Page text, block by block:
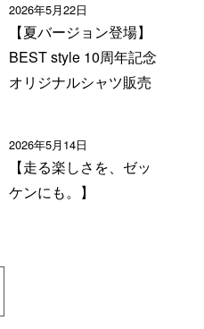
2026年5月22日
【夏バージョン登場】
BEST style 10周年記念
オリジナルシャツ販売
2026年5月14日
【走る楽しさを、ゼッ
ケンにも。】